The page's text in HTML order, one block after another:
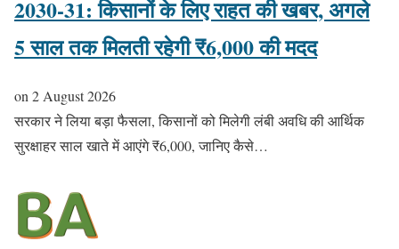
2030-31: किसानों के लिए राहत की खबर, अगले
5 साल तक मिलती रहेगी ₹6,000 की मदद
on 2 August 2026
सरकार ने लिया बड़ा फैसला, किसानों को मिलेगी लंबी अवधि की आर्थिक
सुरक्षाहर साल खाते में आएंगे ₹6,000, जानिए कैसे…